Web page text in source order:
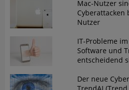
Mac-Nutzer
Cyberattacken
Nutzer
IT-Probleme
Software und
entscheidend
Der neue